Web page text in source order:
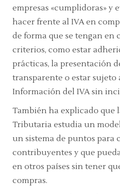
empresas «cumplidoras» y
hacer frente al IVA en
de forma que se tengan en
criterios, como estar
prácticas, la presentación
transparente o estar sujeto
Información del IVA sin
También ha explicado que
Tributaria estudia un
un sistema de puntos para
contribuyentes y que
en otros países sin tener
compras.